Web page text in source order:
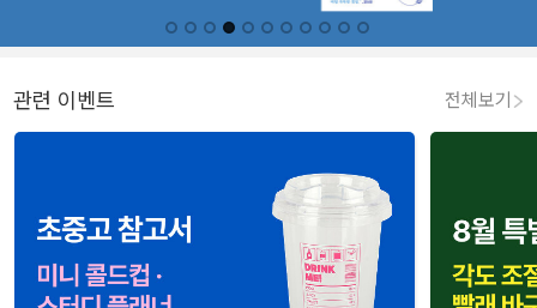
관련 이벤트 전체보기